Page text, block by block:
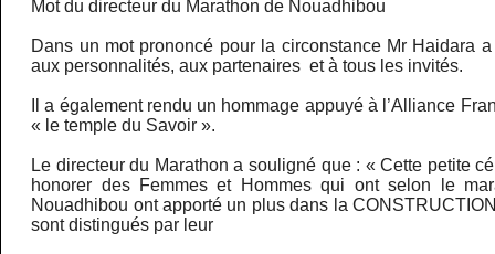
Mot du directeur du Marathon de Nouadhibou
Dans un mot prononcé pour la circonstance Mr Haidara
aux personnalités, aux partenaires et à tous les invités.
Il a également rendu un hommage appuyé à l’Alliance
« le temple du Savoir ».
Le directeur du Marathon a souligné que : « Cette petite
honorer des Femmes et Hommes qui ont selon le
Nouadhibou ont apporté un plus dans la
sont distingués par leur